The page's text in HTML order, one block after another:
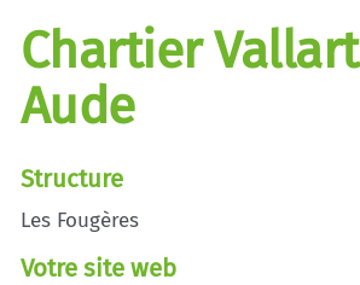
Chartier Vallart
Aude
Structure
Les Fougères
Votre site web